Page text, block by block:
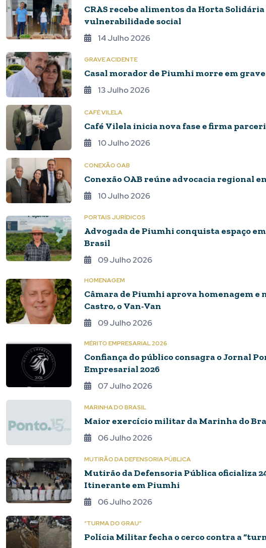
CRAS recebe alimentos da Horta
vulnerabilidade social
14 Julho 2026
GRAVE ACIDENTE
Casal morador de Piumhi morre em
13 Julho 2026
CAFÉ VILELA
Café Vilela inicia nova fase e firma
10 Julho 2026
CONEXÃO OAB
Conexão OAB reúne advocacia regional
10 Julho 2026
PORTAIS JURÍDICOS
Advogada de Piumhi conquista espaço
Brasil
09 Julho 2026
HOMENAGEM
Câmara de Piumhi aprova homenagem e
Castro, o Van-Van
09 Julho 2026
MÉRITO EMPRESARIAL 2026
Confiança do público consagra o Jornal
Empresarial 2026
07 Julho 2026
MARINHA DO BRASIL
Maior exercício militar da Marinha do
06 Julho 2026
MUTIRÃO DA DEFENSORIA PÚBLICA
Mutirão da Defensoria Pública oficializa
Itinerante em Piumhi
06 Julho 2026
“TURMA DO GRAU”
Polícia Militar fecha o cerco contra a